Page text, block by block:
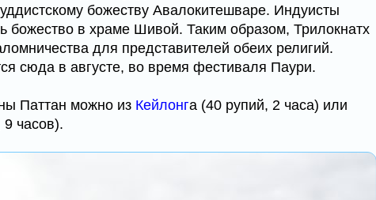
божеству Авалокитешваре. Индуисты
божество в храме Шивой. Таким образом, Трилокнатх
для представителей обеих религий.
сюда в августе, во время фестиваля Паури.
Паттан можно из Кейлонга (40 рупий, 2 часа) или
9 часов).